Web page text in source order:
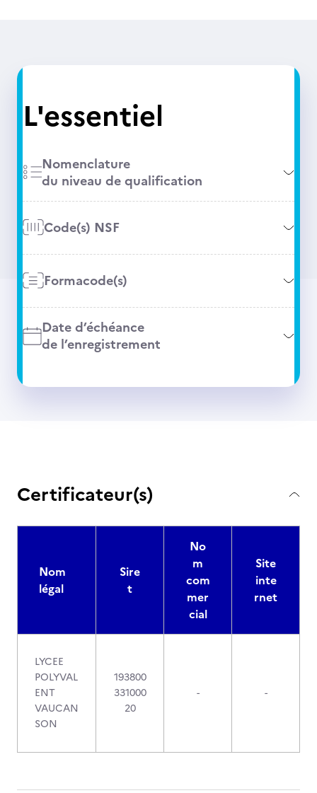
L'essentiel
Nomenclature
du niveau de qualification
Code(s) NSF
Formacode(s)
Date d’échéance
de l’enregistrement
Certificateur(s)
Nom
légal
Sire
t
No
m
com
mer
cial
Site
inte
rnet
LYCEE
POLYVAL
ENT
VAUCAN
SON
193800
331000
20
- -